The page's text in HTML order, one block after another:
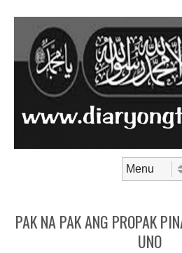
PAK NA PAK ANG PROPAK
UNO